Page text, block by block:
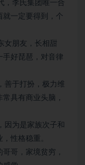
，李氏集团唯一合
一定要得到，个
女朋友，长相甜
手好琵琶，对音律
善于打扮，极力维
具有商业头脑，
因为是家族次子和
性格稳重。
哥，家境贫穷，